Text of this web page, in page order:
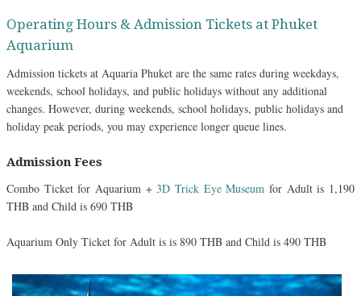
Operating Hours & Admission Tickets at Phuket
Aquarium
Admission tickets at Aquaria Phuket are the same rates during weekdays,
weekends, school holidays, and public holidays without any additional
changes. However, during weekends, school holidays, public holidays and
holiday peak periods, you may experience longer queue lines.
Admission Fees
Combo Ticket for Aquarium +3D Trick Eye Museum for Adult is 1,190
THB and Child is 690 THB
Aquarium Only Ticket for Adult is is 890 THB and Child is 490 THB